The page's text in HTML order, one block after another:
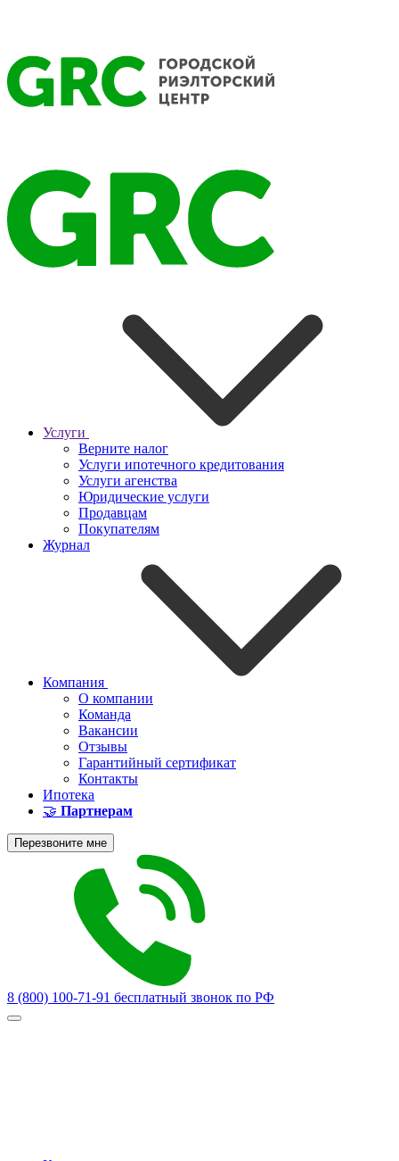
Услуги
Верните налог
Услуги ипотечного кредитования
Услуги агенства
Юридические услуги
Продавцам
Покупателям
Журнал
Компания
О компании
Команда
Вакансии
Отзывы
Гарантийный сертификат
Контакты
Ипотека
🤝 Партнерам
Перезвоните мне
8 (800) 100-71-91 бесплатный звонок по РФ